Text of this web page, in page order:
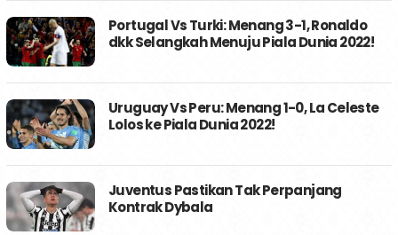
Portugal Vs Turki: Menang 3-1, Ronaldo
dkk Selangkah Menuju Piala Dunia 2022!
Uruguay Vs Peru: Menang 1-0, La Celeste
Lolos ke Piala Dunia 2022!
Juventus Pastikan Tak Perpanjang
Kontrak Dybala